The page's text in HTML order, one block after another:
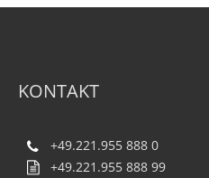
KONTAKT
+49.221.955 888 0
+49.221.955 888 99